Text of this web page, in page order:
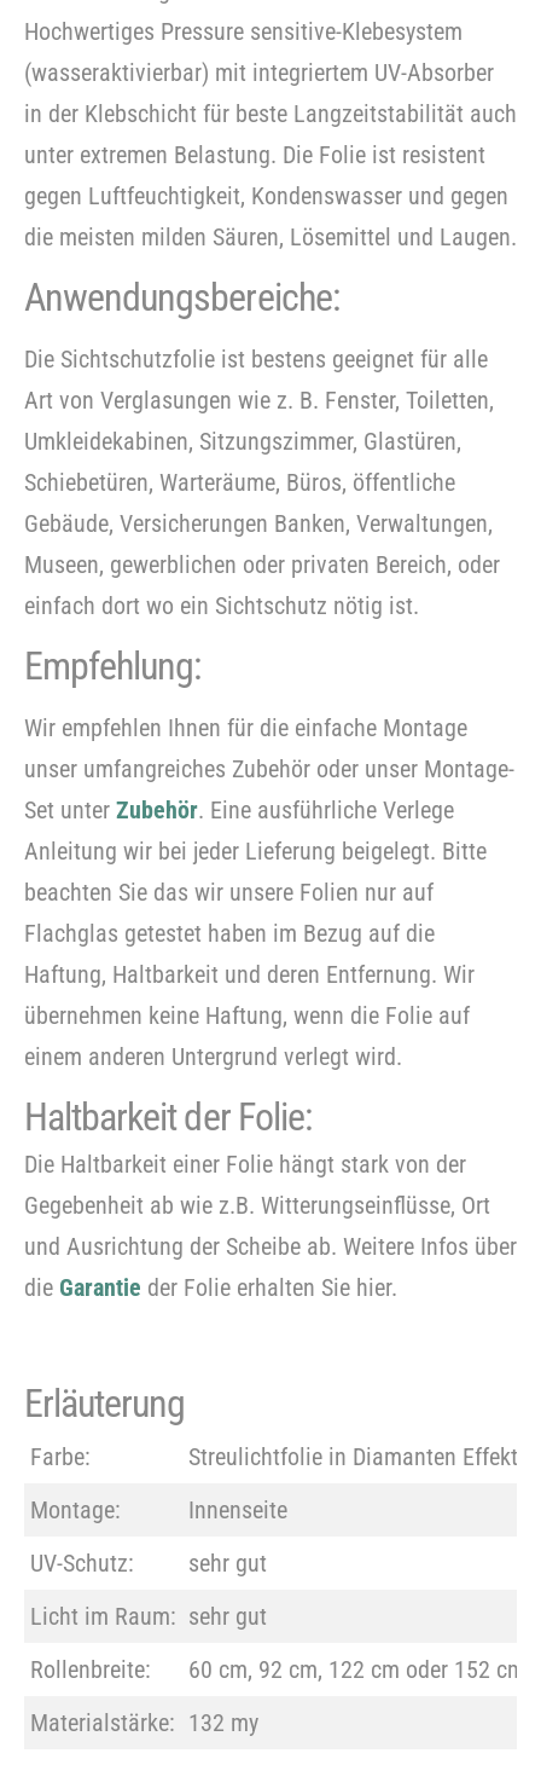
Bitte
beachten Sie, dass wir Folien nur im
Grobzuschnitt zuschneiden.
Hochwertiges Pressure sensitive-Klebesystem
(wasseraktivierbar) mit integriertem UV-Absorber
in der Klebschicht für beste Langzeitstabilität auch
unter extremen Belastung. Die Folie ist resistent
gegen Luftfeuchtigkeit, Kondenswasser und gegen
die meisten milden Säuren, Lösemittel und Laugen.
Anwendungsbereiche:
Die Sichtschutzfolie ist bestens geeignet für alle
Art von Verglasungen wie z. B. Fenster, Toiletten,
Umkleidekabinen, Sitzungszimmer, Glastüren,
Schiebetüren, Warteräume, Büros, öffentliche
Gebäude, Versicherungen Banken, Verwaltungen,
Museen, gewerblichen oder privaten Bereich, oder
einfach dort wo ein Sichtschutz nötig ist.
Empfehlung:
Wir empfehlen Ihnen für die einfache Montage
unser umfangreiches Zubehör oder unser Montage-
Set unter Zubehör. Eine ausführliche Verlege
Anleitung wir bei jeder Lieferung beigelegt. Bitte
beachten Sie das wir unsere Folien nur auf
Flachglas getestet haben im Bezug auf die
Haftung, Haltbarkeit und deren Entfernung. Wir
übernehmen keine Haftung, wenn die Folie auf
einem anderen Untergrund verlegt wird.
Haltbarkeit der Folie:
Die Haltbarkeit einer Folie hängt stark von der
Gegebenheit ab wie z.B. Witterungseinflüsse, Ort
und Ausrichtung der Scheibe ab. Weitere Infos über
die Garantie der Folie erhalten Sie hier.
Erläuterung
Farbe:
Streulichtfolie in Diamanten Effekt
Montage:
Innenseite
UV-Schutz:
sehr gut
Licht im Raum: sehr gut
Rollenbreite:
60 cm, 92 cm, 122 cm oder 152 cm
Materialstärke: 132 my